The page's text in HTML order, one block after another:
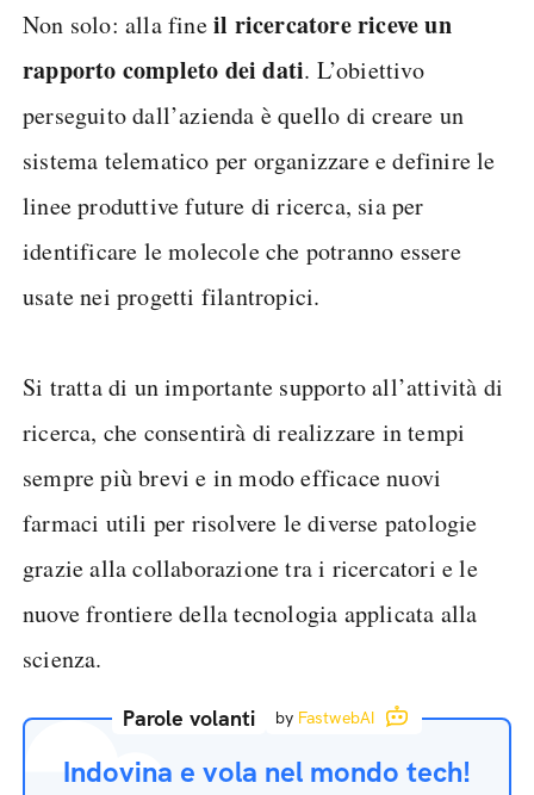
Non solo: alla fineil ricercatore riceve un
rapporto completo dei dati. L’obiettivo
perseguito dall’azienda è quello di creare un
sistema telematico per organizzare e definire le
linee produttive future di ricerca, sia per
identificare le molecole che potranno essere
usate nei progetti filantropici.
Si tratta di un importante supporto all’attività di
ricerca, che consentirà di realizzare in tempi
sempre più brevi e in modo efficace nuovi
farmaci utili per risolvere le diverse patologie
grazie alla collaborazione tra i ricercatori e le
nuove frontiere della tecnologia applicata alla
scienza.
Parole volanti by FastwebAI
Indovina e vola nel mondo tech!